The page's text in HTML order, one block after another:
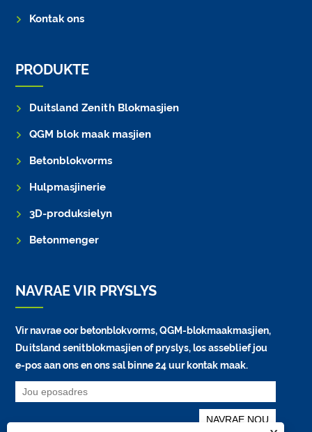
Kontak ons
PRODUKTE
Duitsland Zenith Blokmasjien
QGM blok maak masjien
Betonblokvorms
Hulpmasjinerie
3D-produksielyn
Betonmenger
NAVRAE VIR PRYSLYS
Vir navrae oor betonblokvorms, QGM-blokmaakmasjien,
Duitsland senitblokmasjien of pryslys, los asseblief jou
e-pos aan ons en ons sal binne 24 uur kontak maak.